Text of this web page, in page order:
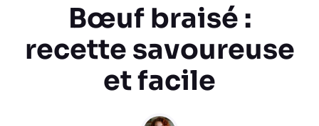
Bœuf braisé :
recette savoureuse
et facile